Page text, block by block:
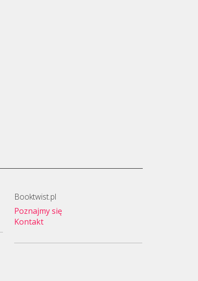
Booktwist.pl
Poznajmy się
Kontakt